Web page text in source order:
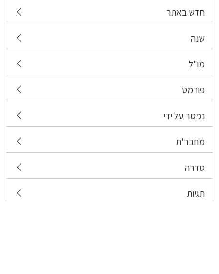
חדש באתר
שנה
מו"ל
פורמט
נמסר על ידי
מחבר'ת
סדרה
תגיות